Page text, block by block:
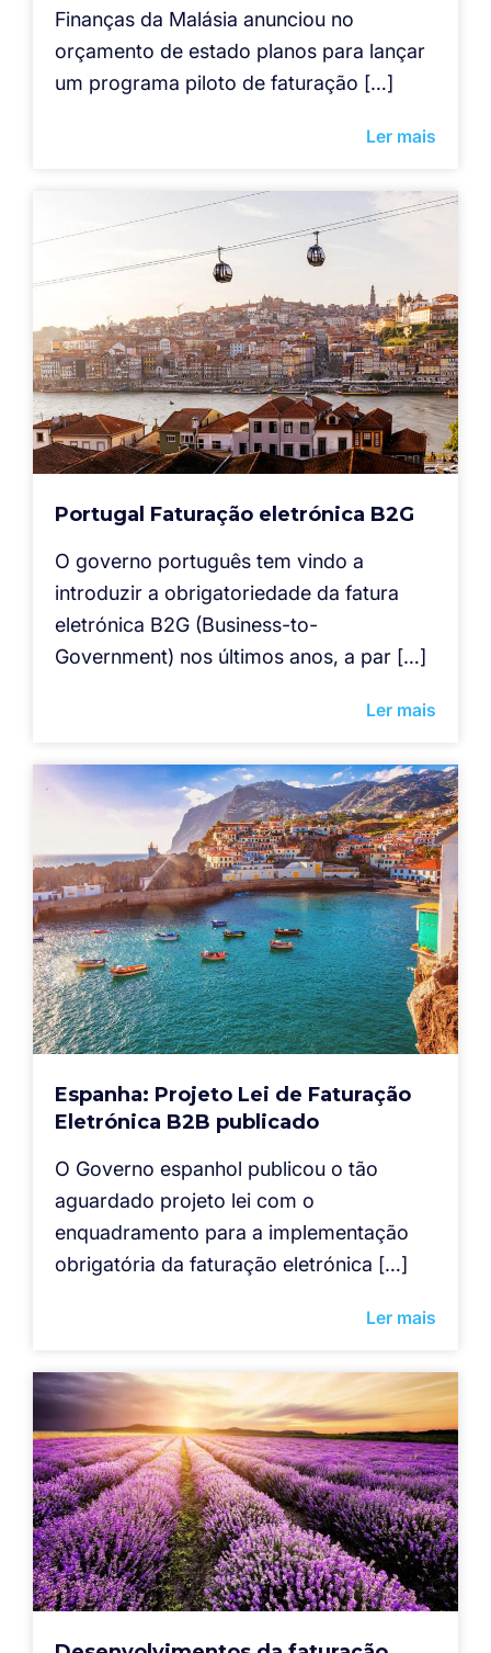
Finanças da Malásia anunciou no
orçamento de estado planos para lançar
um programa piloto de faturação […]
Ler mais
Portugal Faturação eletrónica B2G
O governo português tem vindo a
introduzir a obrigatoriedade da fatura
eletrónica B2G (Business-to-
Government) nos últimos anos, a par […]
Ler mais
Espanha: Projeto Lei de Faturação
Eletrónica B2B publicado
O Governo espanhol publicou o tão
aguardado projeto lei com o
enquadramento para a implementação
obrigatória da faturação eletrónica […]
Ler mais